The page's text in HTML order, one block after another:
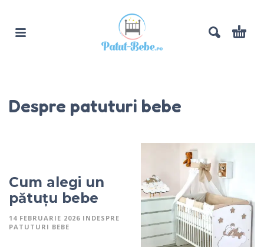
Despre patuturi bebe
Cum alegi un
pătuțu bebe
14 FEBRUARIE 2026 IN DESPRE
PATUTURI BEBE